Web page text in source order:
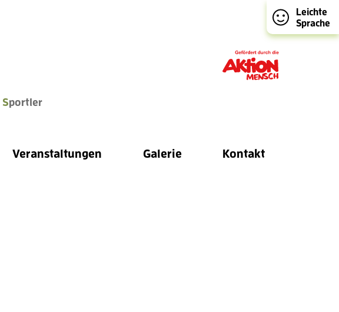
Leichte
Sprache
Sportler
Veranstaltungen Galerie Kontakt